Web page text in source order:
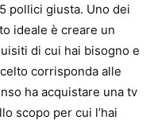
pollici giusta. Uno dei
ideale è creare un
di cui hai bisogno e
corrisponda alle
ha acquistare una tv
scopo per cui l’hai